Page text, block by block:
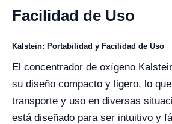
Facilidad de Uso
Kalstein: Portabilidad y Facilidad de Uso
El concentrador de oxígeno
su diseño compacto y ligero, lo
transporte y uso en diversas
está diseñado para ser intuitivo y